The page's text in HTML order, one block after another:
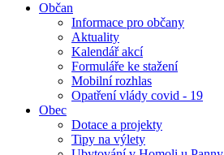
Občan
Informace pro občany
Aktuality
Kalendář akcí
Formuláře ke stažení
Mobilní rozhlas
Opatření vlády covid - 19
Obec
Dotace a projekty
Tipy na výlety